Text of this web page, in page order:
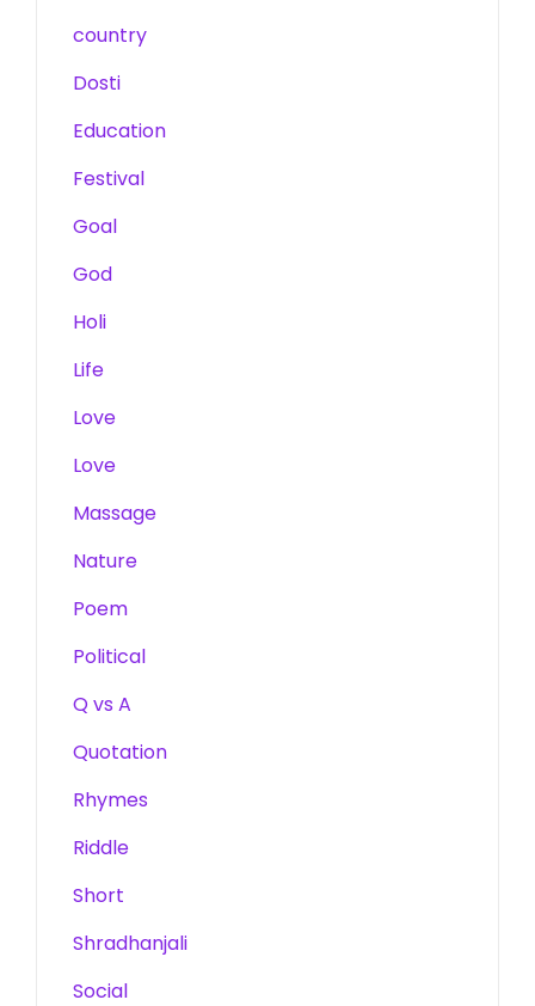
country
Dosti
Education
Festival
Goal
God
Holi
Life
Love
Love
Massage
Nature
Poem
Political
Q vs A
Quotation
Rhymes
Riddle
Short
Shradhanjali
Social